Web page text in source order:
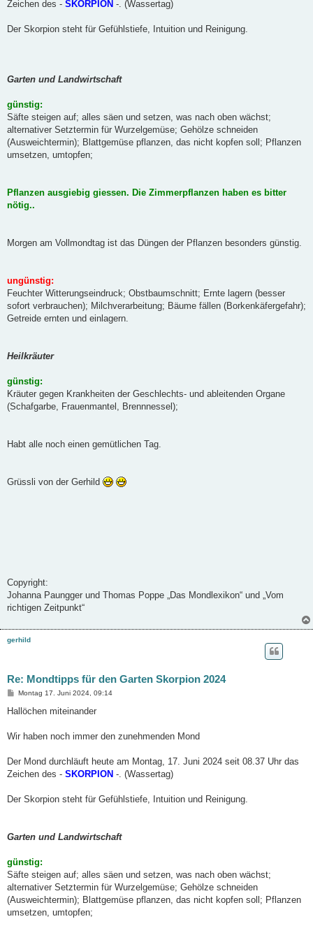
Zeichen des - SKORPION -. (Wassertag)
Der Skorpion steht für Gefühlstiefe, Intuition und Reinigung.
Garten und Landwirtschaft
günstig:
Säfte steigen auf; alles säen und setzen, was nach oben wächst;
alternativer Setztermin für Wurzelgemüse; Gehölze schneiden
(Ausweichtermin); Blattgemüse pflanzen, das nicht kopfen soll; Pflanzen
umsetzen, umtopfen;
Pflanzen ausgiebig giessen. Die Zimmerpflanzen haben es bitter
nötig..
Morgen am Vollmondtag ist das Düngen der Pflanzen besonders günstig.
ungünstig:
Feuchter Witterungseindruck; Obstbaumschnitt; Ernte lagern (besser
sofort verbrauchen); Milchverarbeitung; Bäume fällen (Borkenkäfergefahr);
Getreide ernten und einlagern.
Heilkräuter
günstig:
Kräuter gegen Krankheiten der Geschlechts- und ableitenden Organe
(Schafgarbe, Frauenmantel, Brennnessel);
Habt alle noch einen gemütlichen Tag.
Grüssli von der Gerhild
Copyright:
Johanna Paungger und Thomas Poppe „Das Mondlexikon“ und „Vom
richtigen Zeitpunkt“
gerhild
Re: Mondtipps für den Garten Skorpion 2024
B
i
a
Montag 17. Juni 2024, 09:14
Hallöchen miteinander
Wir haben noch immer den zunehmenden Mond
Der Mond durchläuft heute am Montag, 17. Juni 2024 seit 08.37 Uhr das
Zeichen des - SKORPION -. (Wassertag)
Der Skorpion steht für Gefühlstiefe, Intuition und Reinigung.
Garten und Landwirtschaft
günstig:
Säfte steigen auf; alles säen und setzen, was nach oben wächst;
alternativer Setztermin für Wurzelgemüse; Gehölze schneiden
(Ausweichtermin); Blattgemüse pflanzen, das nicht kopfen soll; Pflanzen
umsetzen, umtopfen;